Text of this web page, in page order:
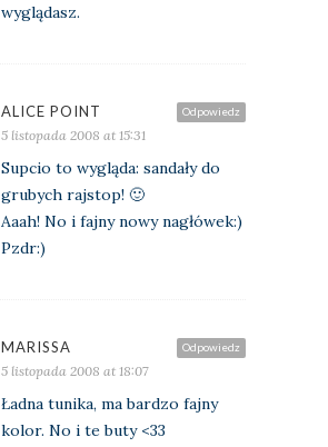
wyglądasz.
Odpowiedz
ALICE POINT
5 listopada 2008 at 15:31
Supcio to wygląda: sandały do
grubych rajstop! 🙂
Aaah! No i fajny nowy nagłówek:)
Pzdr:)
Odpowiedz
MARISSA
5 listopada 2008 at 18:07
Ładna tunika, ma bardzo fajny
kolor. No i te buty <33